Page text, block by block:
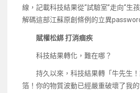
線，記載科技結果從“試驗室”走向“生
解碼這部江蘇原創條例的立異
賦權松綁 打消痼疾
科技結果轉化，難在哪？
持久以來，科技結果轉「牛先生
箔！你的物質波動已經嚴重破壞了我的